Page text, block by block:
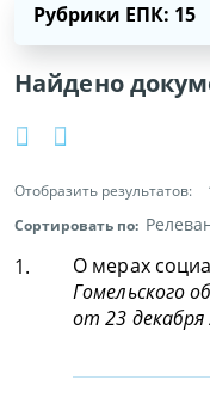
Рубрики ЕПК: 15
Найдено
Отобразить результатов:
Сортировать по:
1. О мерах
Гомельского
от 23